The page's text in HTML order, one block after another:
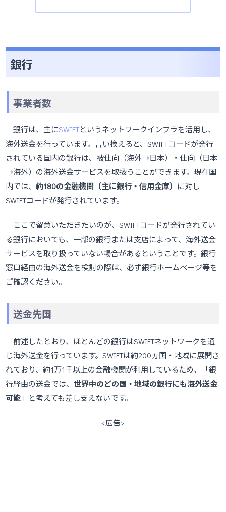
銀行
事業者数
銀行は、主にSWIFTというネットワークインフラを活用し、
海外送金を行っています。言い換えると、SWIFTコードが発行
されている国内の銀行は、被仕向（海外→日本）・仕向（日本
→海外）の海外送金サービスを取扱うことができます。現在国
内では、約180の金融機関（主に銀行・信用金庫） に対し
SWIFTコードが発行されています。
ここで留意いただきたいのが、SWIFTコードが発行されてい
る銀行においても、一部の銀行または支店によって、海外送金
サービスを取り扱っていない場合があるということです。銀行
窓口経由の海外送金を検討の際は、必ず銀行ホームページ等を
ご確認ください。
送金先国
前述したとおり、ほとんどの銀行はSWIFTネットワークを通
じ海外送金を行っています。SWIFTは約200ヵ国・地域に展開さ
れており、約1万1千以上の金融機関が利用しているため、「銀
行経由の送金では、世界中のどの国・地域の銀行にも海外送金
可能 」と考えても差し支えないです。
<広告>